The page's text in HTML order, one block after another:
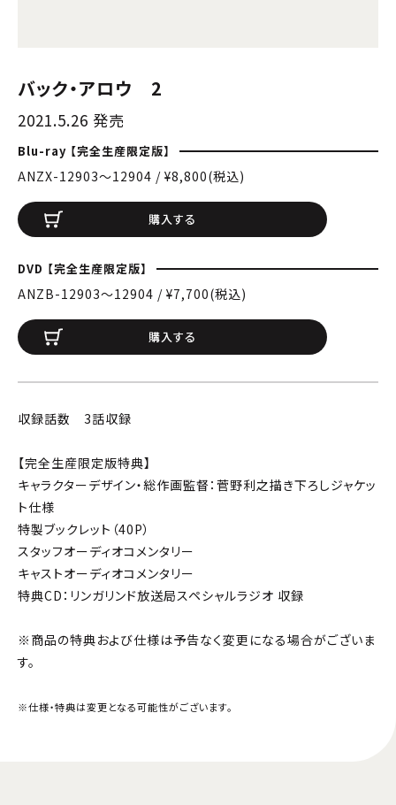
バック・アロウ 2
2021.5.26 発売
Blu-ray 【完全生産限定版】
ANZX-12903〜12904 / ¥8,800(税込)
購入する
DVD 【完全生産限定版】
ANZB-12903〜12904 / ¥7,700(税込)
購入する
収録話数 3話収録
【完全生産限定版特典】
キャラクターデザイン・総作画監督：菅野利之描き下ろしジャケッ
ト仕様
特製ブックレット（40P）
スタッフオーディオコメンタリー
キャストオーディオコメンタリー
特典CD：リンガリンド放送局スペシャルラジオ 収録
※商品の特典および仕様は予告なく変更になる場合がございま
す。
※仕様・特典は変更となる可能性がございます。